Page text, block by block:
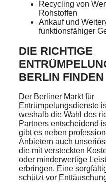
Recycling von
Rohstoffen
Ankauf und
funktionsfähiger
DIE RICHTIGE
BERLIN FINDEN
Der Berliner Markt für
Entrümpelungsdienste
weshalb die Wahl des
Partners entscheidend
gibt es neben
Anbietern auch
die mit versteckten
oder minderwertige
erbringen. Eine
schützt vor